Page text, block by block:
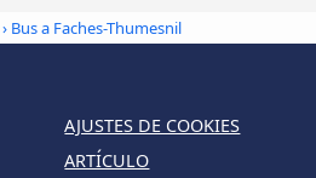
› Bus a Faches-Thumesnil
AJUSTES DE COOKIES
ARTÍCULO